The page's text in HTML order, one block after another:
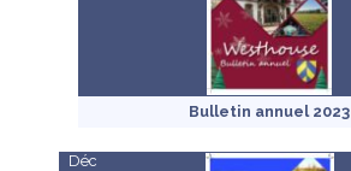
Bulletin annuel 2023
Déc